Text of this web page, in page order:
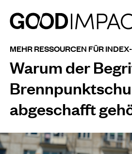
MEHR RESSOURCEN FÜR
Warum der
abgeschafft